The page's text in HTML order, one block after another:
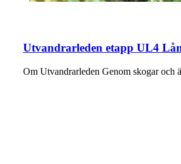
Utvandrarleden etapp UL4
Om Utvandrarleden Genom skogar och